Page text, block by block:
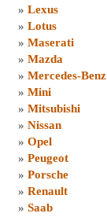
» Lexus
» Lotus
» Maserati
» Mazda
» Mercedes-Benz
» Mini
» Mitsubishi
» Nissan
» Opel
» Peugeot
» Porsche
» Renault
» Saab